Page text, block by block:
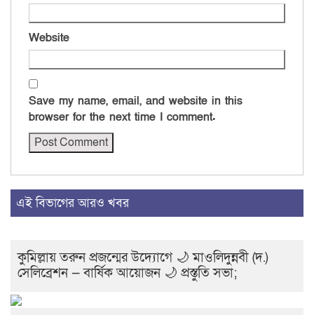
Website
Save my name, email, and website in this
browser for the next time I comment.
এই বিভাগের আরও খবর
কুমিল্লায় তরুন প্রজন্মের উদ্যোগে 🌙 মাওলিদুন্নবী (দ.)
সেলিব্রেশন — বার্ষিক আয়োজন 🌙 প্রস্তুতি সভা;